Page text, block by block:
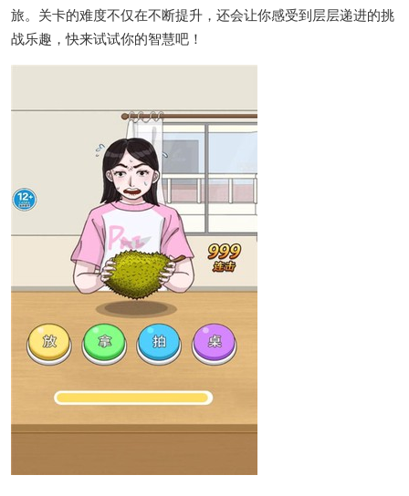
旅。关卡的难度不仅在不断提升，还会让你感受到层层递进的挑
战乐趣，快来试试你的智慧吧！